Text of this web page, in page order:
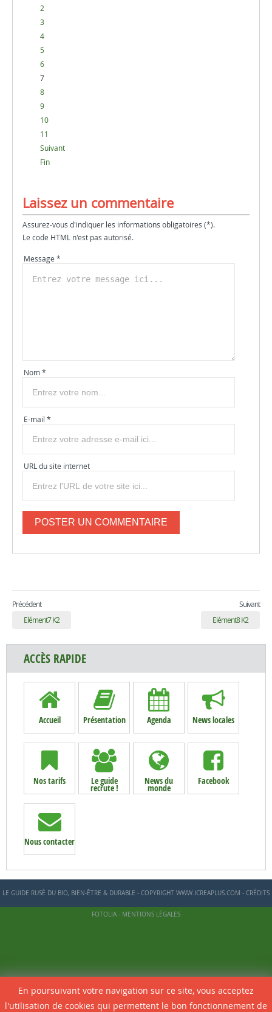
2
3
4
5
6
7
8
9
10
11
Suivant
Fin
Laissez un commentaire
Assurez-vous d'indiquer les informations obligatoires (*).
Le code HTML n'est pas autorisé.
Message *
Nom *
E-mail *
URL du site internet
Précédent
Elément7 K2
Suivant
Elément8 K2
ACCÈS RAPIDE
Accueil Présentation Agenda News locales
Nos tarifs Le guide
recrute !
News du
monde
Facebook
Nous contacter
LE GUIDE RUSÉ DU BIO, BIEN-ÊTRE & DURABLE - COPYRIGHT WWW.ICREAPLUS.COM - CRÉDITS
FOTOLIA - MENTIONS LÉGALES
En poursuivant votre navigation sur ce site, vous acceptez
l'utilisation de cookies qui permettent le bon fonctionnement de